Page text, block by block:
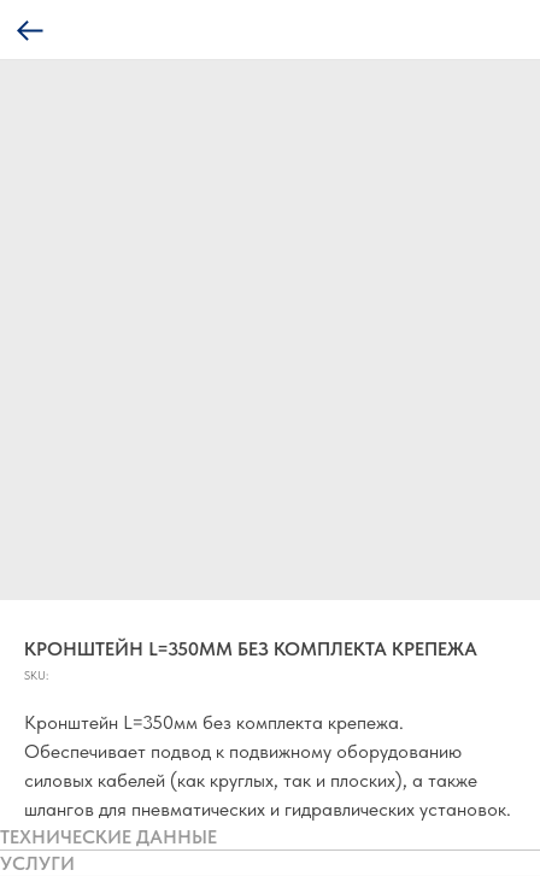
КРОНШТЕЙН L=350ММ БЕЗ КОМПЛЕКТА КРЕПЕЖА
SKU:
Кронштейн L=350мм без комплекта крепежа.
Обеспечивает подвод к подвижному оборудованию
силовых кабелей (как круглых, так и плоских), а также
шлангов для пневматических и гидравлических установок.
ТЕХНИЧЕСКИЕ ДАННЫЕ
УСЛУГИ